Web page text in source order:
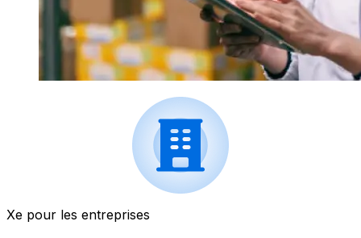
Xe pour les entreprises